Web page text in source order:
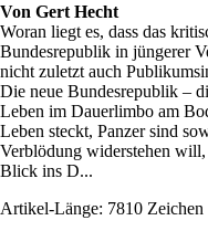
Von Gert Hecht
Woran liegt es, dass das
Bundesrepublik in jüngerer
nicht zuletzt auch
Die neue Bundesrepublik –
Leben im Dauerlimbo am
Leben steckt, Panzer sind
Verblödung widerstehen
Blick ins D...
Artikel-Länge: 7810 Zeichen